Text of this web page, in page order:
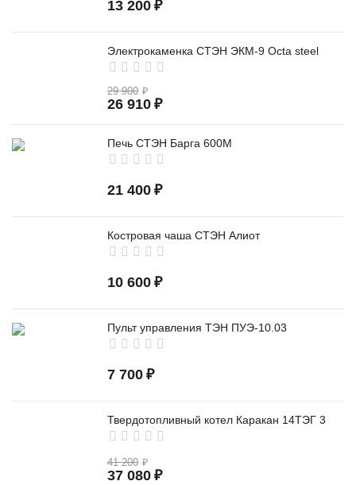
13 200 ₽
Электрокаменка СТЭН ЭКМ-9 Octa steel
29 900 ₽
26 910 ₽
Печь СТЭН Барга 600М
21 400 ₽
Костровая чаша СТЭН Алиот
10 600 ₽
Пульт управления ТЭН ПУЭ-10.03
7 700 ₽
Твердотопливный котел Каракан 14ТЭГ 3
41 200 ₽
37 080 ₽